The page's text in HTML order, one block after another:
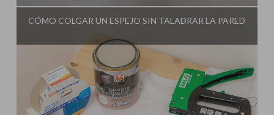
CÓMO COLGAR UN ESPEJO SIN TALADRAR LA PARED